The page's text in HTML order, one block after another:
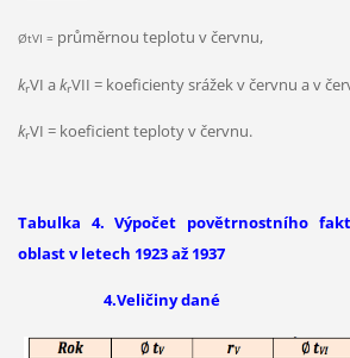
ØtVI = průměrnou teplotu v červnu,
krVI a krVII = koeficienty srážek v červnu a v
krVI = koeficient teploty v červnu.
Tabulka 4. Výpočet povětrnostního
oblast v letech 1923 až 1937
4.Veličiny dané